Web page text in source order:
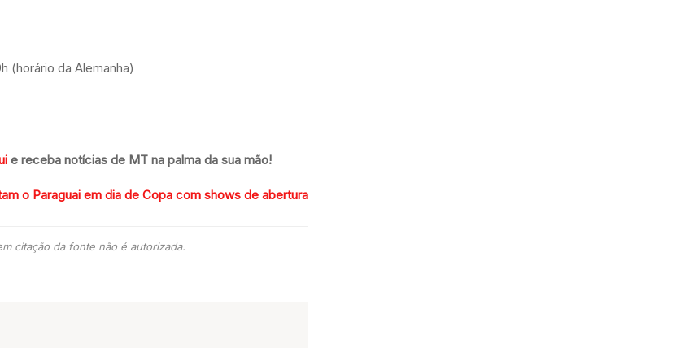
(horário da Alemanha)
e receba notícias de MT na palma da sua mão!
o Paraguai em dia de Copa com shows de abertura
citação da fonte não é autorizada.